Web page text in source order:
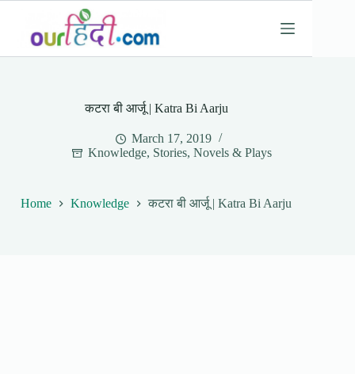
content
कटरा बी आर्जू | Katra Bi Aarju
March 17, 2019
Knowledge, Stories, Novels & Plays
Home Knowledge कटरा बी आर्जू | Katra Bi Aarju